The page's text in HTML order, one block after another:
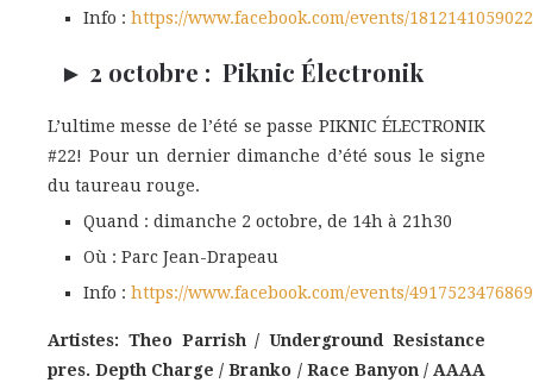
Info : https://www.facebook.com/events/
► 2 octobre : Piknic Électronik
L’ultime messe de l’été se passe PIKNIC ÉLECTRONIK
#22! Pour un dernier dimanche d’été sous le signe
du taureau rouge.
Quand : dimanche 2 octobre, de 14h à 21h30
Où : Parc Jean-Drapeau
Info : https://www.facebook.com/events/
Artistes: Theo Parrish / Underground Resistance
pres. Depth Charge / Branko / Race Banyon / AAAA